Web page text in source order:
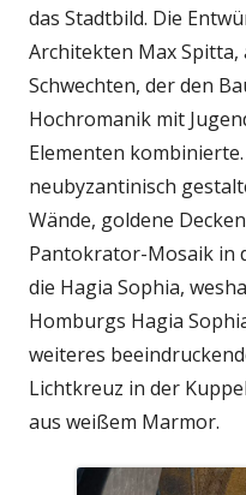
das Stadtbild. Die
Architekten Max Spitta,
Schwechten, der den
Hochromanik mit
Elementen
neubyzantinisch
Wände, goldene
Pantokrator-Mosaik in
die Hagia Sophia,
Homburgs Hagia
weiteres
Lichtkreuz in der
aus weißem Marmor.